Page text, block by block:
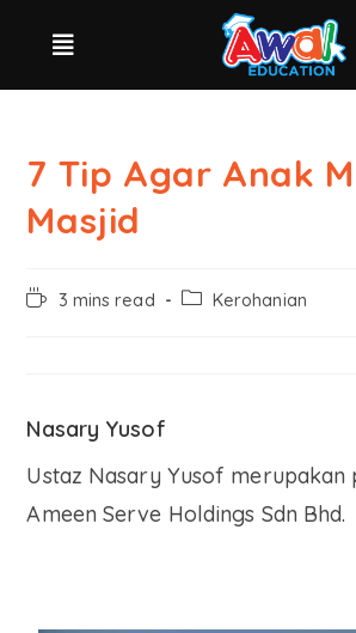
7 Tip Agar Anak
Masjid
3 mins read Kerohanian
Nasary Yusof
Ustaz Nasary Yusof merupakan
Ameen Serve Holdings Sdn Bhd.